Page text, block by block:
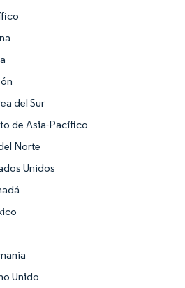
del Sur
de Asia-Pacífico
Norte
Unidos
Unido